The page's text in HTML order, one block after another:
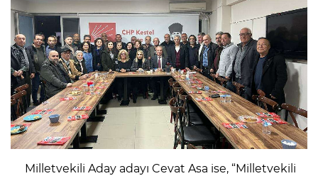
Milletvekili Aday adayı Cevat Asa ise, “Milletvekili